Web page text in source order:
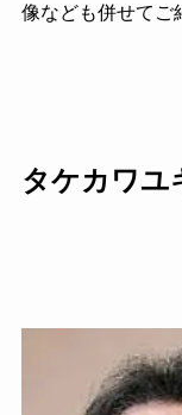
像なども併せてご
タケカワユ